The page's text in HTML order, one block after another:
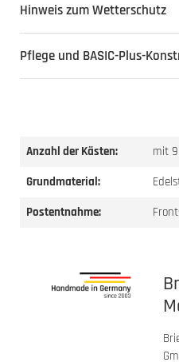
Hinweis zum Wetterschutz
Pflege und BASIC-Plus-
Anzahl der Kästen:
mit
Grundmaterial:
Postentnahme: